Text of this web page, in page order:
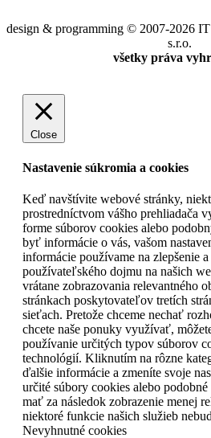
design & programming © 2007-2026
s.r.o.
všetky práva
Close
Nastavenie súkromia a cookies
Keď navštívite webové stránky,
prostredníctvom vášho prehliadača
forme súborov cookies alebo
byť informácie o vás, vašom
informácie používame na zlepšenie
používateľského dojmu na našich
vrátane zobrazovania relevantného
stránkach poskytovateľov tretích
sieťach. Pretože chceme nechať
chcete naše ponuky využívať,
používanie určitých typov súborov
technológií. Kliknutím na rôzne
ďalšie informácie a zmeníte svoje
určité súbory cookies alebo
mať za následok zobrazenie menej
niektoré funkcie našich služieb
Nevyhnutné cookies